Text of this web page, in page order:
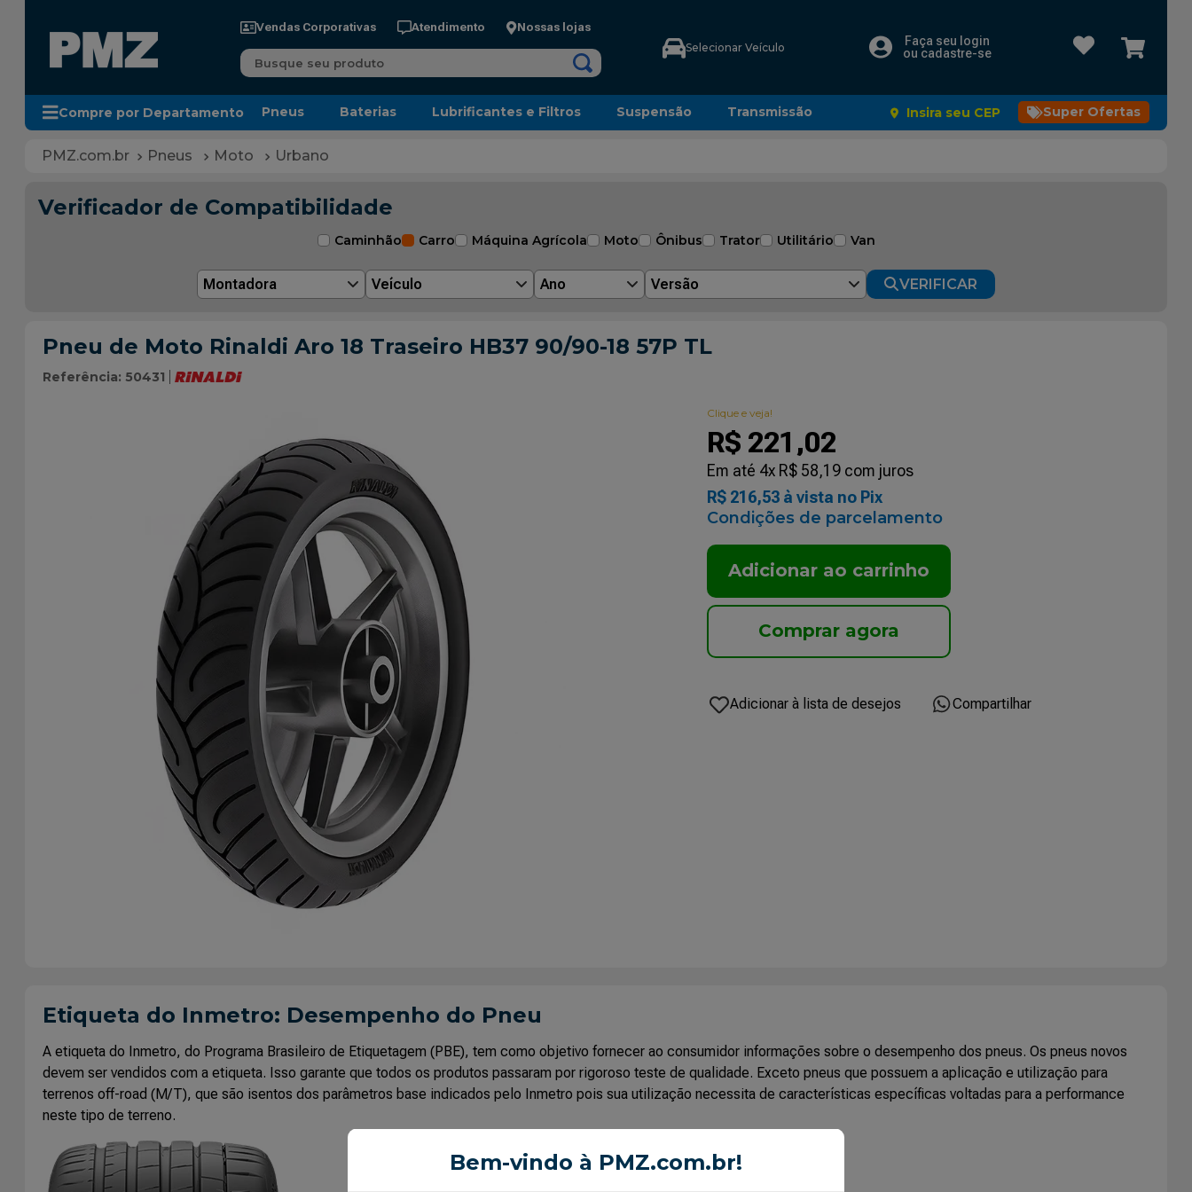
Bem-vindo à PMZ.com.br!
Vendas Corporativas Atendimento Nossas lojas
Busque seu produto Selecionar Veículo
Faça seu login
ou cadastre-se
Compre por Departamento Pneus Baterias Lubrificantes e Filtros Suspensão Transmissão Insira seu CEP Super Ofertas
Pneus Moto Urbano
Verificador de Compatibilidade
Caminhão Carro Máquina Agrícola Moto Ônibus Trator Utilitário Van
Montadora Veículo Ano Versão VERIFICAR
Pneu de Moto Rinaldi Aro 18 Traseiro HB37 90/90-18 57P TL
Referência: 50431
Clique e veja!
R$ 221 ,02
Em até 4x R$ 58,19com juros
R$ 216,53à vista no Pix
Condições de parcelamento
Adicionar ao carrinho
Compartilhar
Etiqueta do Inmetro: Desempenho do Pneu
A etiqueta do Inmetro, do Programa Brasileiro de Etiquetagem (PBE), tem como objetivo fornecer ao consumidor informações sobre o desempenho dos pneus. Os pneus novos
devem ser vendidos com a etiqueta. Isso garante que todos os produtos passaram por rigoroso teste de qualidade. Exceto pneus que possuem a aplicação e utilização para
terrenos off-road (M/T), que são isentos dos parâmetros base indicados pelo Inmetro pois sua utilização necessita de características específicas voltadas para a performance
neste tipo de terreno.